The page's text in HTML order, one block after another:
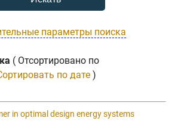
параметры поиска
( Отсортировано по
по дате )
in optimal design energy systems